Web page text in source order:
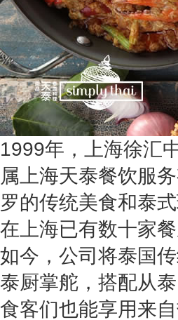
1999年，上海徐汇
属上海天泰餐饮服
罗的传统美食和泰
在上海已有数十家餐
如今，公司将泰国
泰厨掌舵，搭配从
食客们也能享用来